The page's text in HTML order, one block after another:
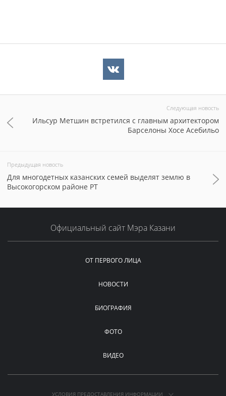
Следующая новость
Ильсур Метшин встретился с главным архитектором
Барселоны Хосе Асебильо
Предыдущая новость
Для многодетных казанских семей выделят землю в
Высокогорском районе РТ
Официальный сайт Мэра Казани
ОТ ПЕРВОГО ЛИЦА
НОВОСТИ
БИОГРАФИЯ
ФОТО
ВИДЕО
УСЛОВИЯ ПРЕДОСТАВЛЕНИЯ ИНФОРМАЦИИ